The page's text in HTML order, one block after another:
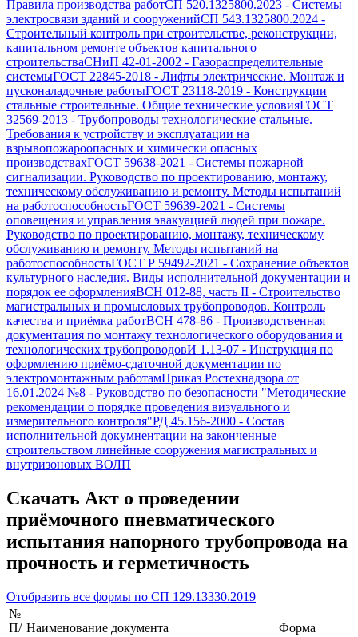
Правила производства работСП 520.1325800.2023 - Системы
электросвязи зданий и сооруженийСП 543.1325800.2024 -
Строительный контроль при строительстве, реконструкции,
капитальном ремонте объектов капитального
строительстваСНиП 42-01-2002 - Газораспределительные
системыГОСТ 22845-2018 - Лифты электрические. Монтаж и
пусконаладочные работыГОСТ 23118-2019 - Конструкции
стальные строительные. Общие технические условияГОСТ
32569-2013 - Трубопроводы технологические стальные.
Требования к устройству и эксплуатации на
взрывопожароопасных и химически опасных
производствахГОСТ 59638-2021 - Системы пожарной
сигнализации. Руководство по проектированию, монтажу,
техническому обслуживанию и ремонту. Методы испытаний
на работоспособностьГОСТ 59639-2021 - Системы
оповещения и управления эвакуацией людей при пожаре.
Руководство по проектированию, монтажу, техническому
обслуживанию и ремонту. Методы испытаний на
работоспособностьГОСТ Р 59492-2021 - Сохранение объектов
культурного наследия. Виды исполнительной документации и
порядок ее оформленияВСН 012-88, часть II - Строительство
магистральных и промысловых трубопроводов. Контроль
качества и приёмка работВСН 478-86 - Производственная
документация по монтажу технологического оборудования и
технологических трубопроводовИ 1.13-07 - Инструкция по
оформлению приёмо-сдаточной документации по
электромонтажным работамПриказ Ростехнадзора от
16.01.2024 №8 - Руководство по безопасности "Методические
рекомендации о порядке проведения визуального и
измерительного контроля"РД 45.156-2000 - Состав
исполнительной докумнентации на законченные
строительством линейные сооружения магистральных и
внутризоновых ВОЛП
Скачать Акт о проведении
приёмочного пневматического
испытания напорного трубопровода на
прочность и герметичность
Отобразить все формы по СП 129.13330.2019
№
П/ Наименование документа Форма